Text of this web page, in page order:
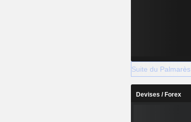
Suite du Palmarès
Devises / Forex